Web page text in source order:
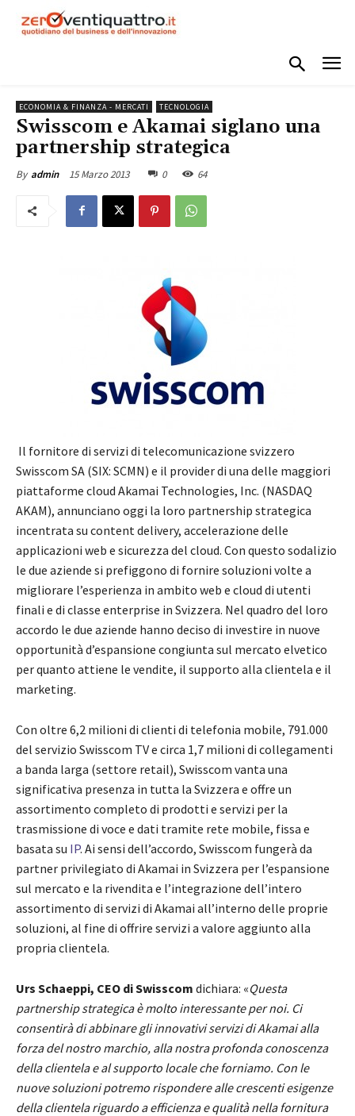
ECONOMIA & FINANZA - MERCATI TECNOLOGIA
Swisscom e Akamai siglano una
partnership strategica
By admin 15 Marzo 2013 0 64
Il fornitore di servizi di telecomunicazione svizzero
Swisscom SA (SIX: SCMN) e il provider di una delle maggiori
piattaforme cloud Akamai Technologies, Inc. (NASDAQ
AKAM), annunciano oggi la loro partnership strategica
incentrata su content delivery, accelerazione delle
applicazioni web e sicurezza del cloud. Con questo sodalizio
le due aziende si prefiggono di fornire soluzioni volte a
migliorare l’esperienza in ambito web e cloud di utenti
finali e di classe enterprise in Svizzera. Nel quadro del loro
accordo le due aziende hanno deciso di investire in nuove
opportunità d’espansione congiunta sul mercato elvetico
per quanto attiene le vendite, il supporto alla clientela e il
marketing.
Con oltre 6,2 milioni di clienti di telefonia mobile, 791.000
del servizio Swisscom TV e circa 1,7 milioni di collegamenti
a banda larga (settore retail), Swisscom vanta una
significativa presenza in tutta la Svizzera e offre un
assortimento completo di prodotti e servizi per la
trasmissione di voce e dati tramite rete mobile, fissa e
basata su IP. Ai sensi dell’accordo, Swisscom fungerà da
partner privilegiato di Akamai in Svizzera per l’espansione
sul mercato e la rivendita e l’integrazione dell’intero
assortimento di servizi di Akamai all’interno delle proprie
soluzioni, al fine di offrire servizi a valore aggiunto alla
propria clientela.
Urs Schaeppi, CEO di Swisscom dichiara: «Questa
partnership strategica è molto interessante per noi. Ci
consentirà di abbinare gli innovativi servizi di Akamai alla
forza del nostro marchio, alla nostra profonda conoscenza
della clientela e al supporto locale che forniamo. Con le
nuove soluzioni potremo rispondere alle crescenti esigenze
della clientela riguardo a efficienza e qualità nella fornitura